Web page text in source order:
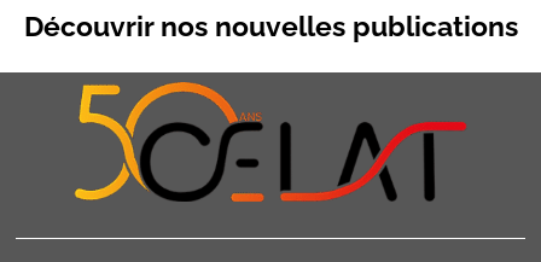
Découvrir nos nouvelles publications